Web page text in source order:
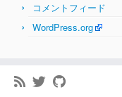
コメントフィード
WordPress.org